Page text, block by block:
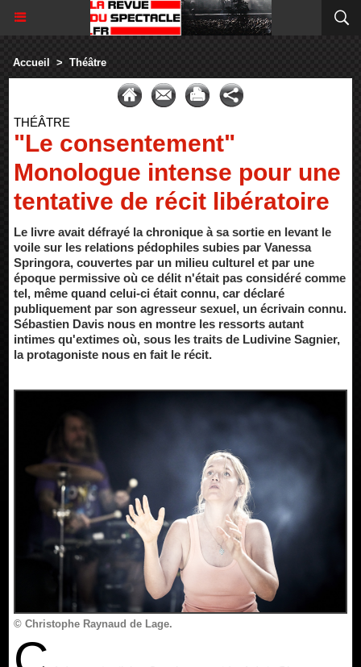
Accueil > Théâtre
THÉÂTRE
"Le consentement"
Monologue intense pour une
tentative de récit libératoire
Le livre avait défrayé la chronique à sa sortie en levant le
voile sur les relations pédophiles subies par Vanessa
Springora, couvertes par un milieu culturel et par une
époque permissive où ce délit n'était pas considéré comme
tel, même quand celui-ci était connu, car déclaré
publiquement par son agresseur sexuel, un écrivain connu.
Sébastien Davis nous en montre les ressorts autant
intimes qu'extimes où, sous les traits de Ludivine Sagnier,
la protagoniste nous en fait le récit.
© Christophe Raynaud de Lage.